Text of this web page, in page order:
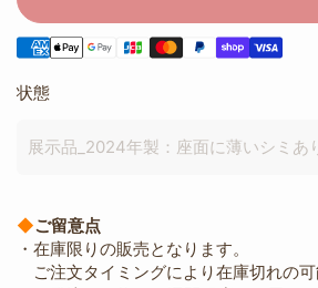
状態
展示品_2024年製：座面に薄いシミあ
◆ご留意点
・在庫限りの販売となります。
ご注文タイミングにより在庫切れの可